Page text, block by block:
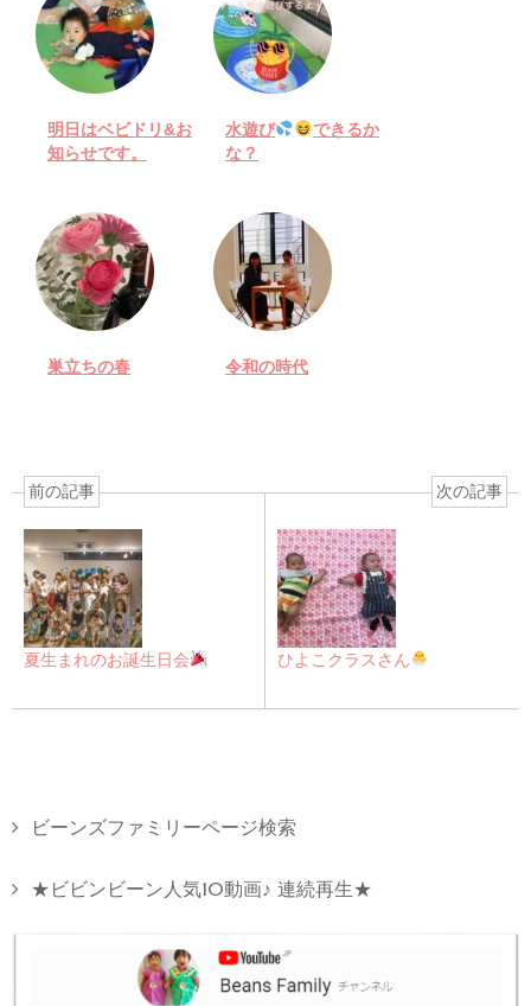
明日はベビドリ&お
知らせです。
水遊び
できるか
な？
巣立ちの春 令和の時代
前の記事
夏生まれのお誕生日会
次の記事
ひよこクラスさん
ビーンズファミリーページ検索
★ビビンビーン人気10動画♪ 連続再生★